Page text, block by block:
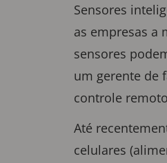
Sensores
as empresas a
sensores
um gerente de
controle
Até
celulares